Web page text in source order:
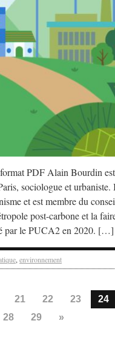
PDF Alain Bourdin est
sociologue et urbaniste.
et est membre du
post-carbone et la
par le PUCA2 en 2020. […]
, environnement
21 22 23
24
28 29 »